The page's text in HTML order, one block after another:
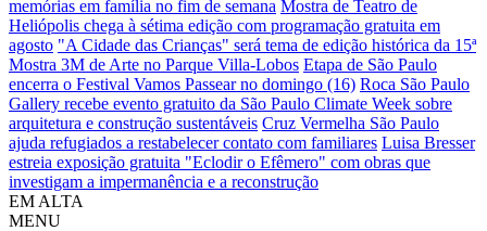
memórias em família no fim de semana Mostra de Teatro de
Heliópolis chega à sétima edição com programação gratuita em
agosto "A Cidade das Crianças" será tema de edição histórica da 15ª
Mostra 3M de Arte no Parque Villa-Lobos Etapa de São Paulo
encerra o Festival Vamos Passear no domingo (16) Roca São Paulo
Gallery recebe evento gratuito da São Paulo Climate Week sobre
arquitetura e construção sustentáveis Cruz Vermelha São Paulo
ajuda refugiados a restabelecer contato com familiares Luisa Bresser
estreia exposição gratuita "Eclodir o Efêmero" com obras que
investigam a impermanência e a reconstrução
EM ALTA
MENU